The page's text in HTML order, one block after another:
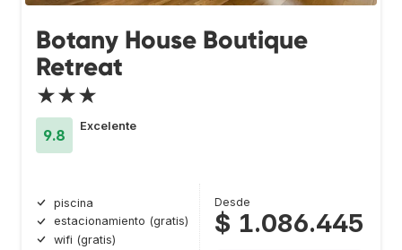
Botany House Boutique
Retreat
★★★
9.8
Excelente
piscina
estacionamiento (gratis)
wifi (gratis)
Desde
$ 1.086.445